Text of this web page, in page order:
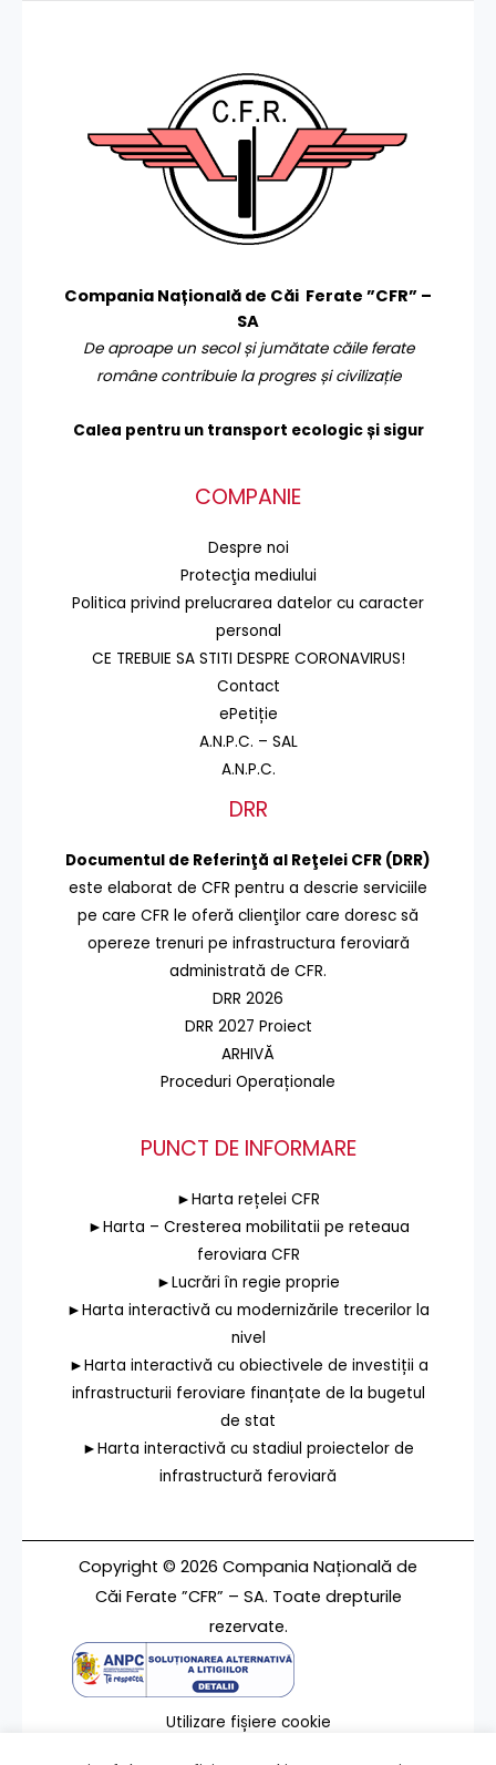
Compania Națională de Căi Ferate ”CFR” –
SA
De aproape un secol și jumătate căile ferate
române contribuie la progres și civilizație
Calea pentru un transport ecologic și sigur
COMPANIE
Despre noi
Protecţia mediului
Politica privind prelucrarea datelor cu caracter
personal
CE TREBUIE SA STITI DESPRE CORONAVIRUS!
Contact
ePetiție
A.N.P.C. – SAL
A.N.P.C.
DRR
Documentul de Referinţă al Reţelei CFR (DRR)
este elaborat de CFR pentru a descrie serviciile
pe care CFR le oferă clienţilor care doresc să
opereze trenuri pe infrastructura feroviară
administrată de CFR.
DRR 2026
DRR 2027 Proiect
ARHIVĂ
Proceduri Operaționale
PUNCT DE INFORMARE
►Harta rețelei CFR
►Harta – Cresterea mobilitatii pe reteaua
feroviara CFR
►Lucrări în regie proprie
►Harta interactivă cu modernizările trecerilor la
nivel
►Harta interactivă cu obiectivele de investiții a
infrastructurii feroviare finanțate de la bugetul
de stat
►Harta interactivă cu stadiul proiectelor de
infrastructură feroviară
Copyright © 2026 Compania Națională de
Căi Ferate ”CFR” – SA. Toate drepturile
rezervate.
Utilizare fișiere cookie